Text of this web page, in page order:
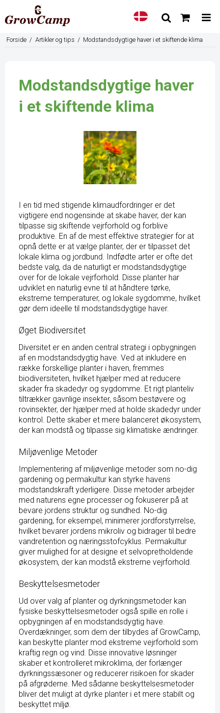
Forside / Artikler og tips / Modstandsdygtige haver i et skiftende klima
Modstandsdygtige haver
i et skiftende klima
I en tid med stigende klimaudfordringer er det
vigtigere end nogensinde at skabe haver, der kan
tilpasse sig skiftende vejrforhold og forblive
produktive. En af de mest effektive strategier for at
opnå dette er at vælge planter, der er tilpasset det
lokale klima og jordbund. Indfødte arter er ofte det
bedste valg, da de naturligt er modstandsdygtige
over for de lokale vejrforhold. Disse planter har
udviklet en naturlig evne til at håndtere tørke,
ekstreme temperaturer, og lokale sygdomme, hvilket
gør dem ideelle til modstandsdygtige haver.
Øget Biodiversitet
Diversitet er en anden central strategi i opbygningen
af en modstandsdygtig have. Ved at inkludere en
række forskellige planter i haven, fremmes
biodiversiteten, hvilket hjælper med at reducere
skader fra skadedyr og sygdomme. Et rigt planteliv
tiltrækker gavnlige insekter, såsom bestøvere og
rovinsekter, der hjælper med at holde skadedyr under
kontrol. Dette skaber et mere balanceret økosystem,
der kan modstå og tilpasse sig klimatiske ændringer.
Miljøvenlige Metoder
Implementering af miljøvenlige metoder som no-dig
gardening og permakultur kan styrke havens
modstandskraft yderligere. Disse metoder arbejder
med naturens egne processer og fokuserer på at
bevare jordens struktur og sundhed. No-dig
gardening, for eksempel, minimerer jordforstyrrelse,
hvilket bevarer jordens mikroliv og bidrager til bedre
vandretention og næringsstofcyklus. Permakultur
giver mulighed for at designe et selvopretholdende
økosystem, der kan modstå ekstreme vejrforhold.
Beskyttelsesmetoder
Ud over valg af planter og dyrkningsmetoder kan
fysiske beskyttelsesmetoder også spille en rolle i
opbygningen af en modstandsdygtig have.
Overdækninger, som dem der tilbydes af GrowCamp,
kan beskytte planter mod ekstreme vejrforhold som
kraftig regn og vind. Disse innovative løsninger
skaber et kontrolleret mikroklima, der forlænger
dyrkningssæsoner og reducerer risikoen for skader
på afgrøderne. Med sådanne beskyttelsesmetoder
bliver det muligt at dyrke planter i et mere stabilt og
beskyttet miljø.